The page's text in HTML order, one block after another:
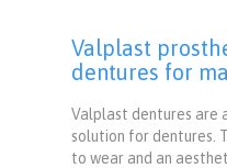
Valplast
dentures for
Valplast dentures are
solution for dentures.
to wear and an